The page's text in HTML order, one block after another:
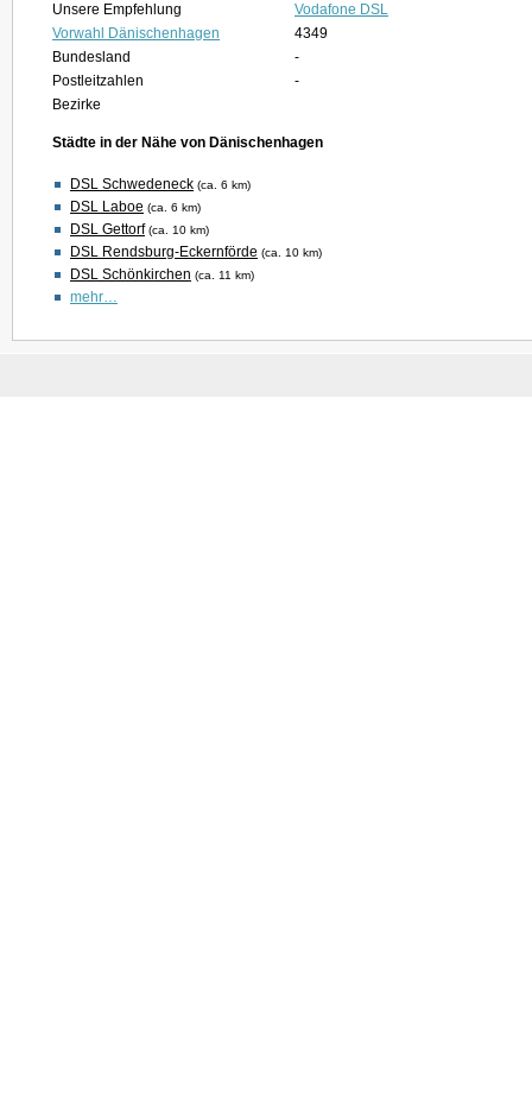
Unsere Empfehlung
Vodafone DSL
Vorwahl Dänischenhagen
4349
Bundesland
-
Postleitzahlen
-
Bezirke
Städte in der Nähe von Dänischenhagen
DSL Schwedeneck (ca. 6 km)
DSL Laboe (ca. 6 km)
DSL Gettorf (ca. 10 km)
DSL Rendsburg-Eckernförde (ca. 10 km)
DSL Schönkirchen (ca. 11 km)
mehr…